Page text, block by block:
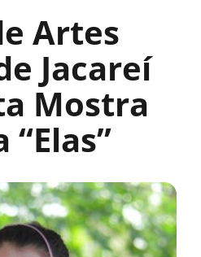
Artes
Jacareí
Mostra
“Elas”